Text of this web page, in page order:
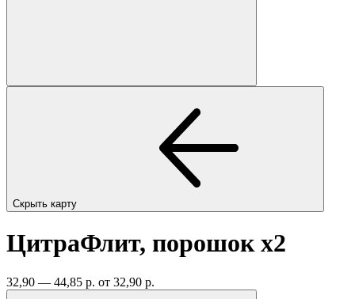
Скрыть карту
ЦитраФлит, порошокx2
32,90 — 44,85 р. от 32,90 р.